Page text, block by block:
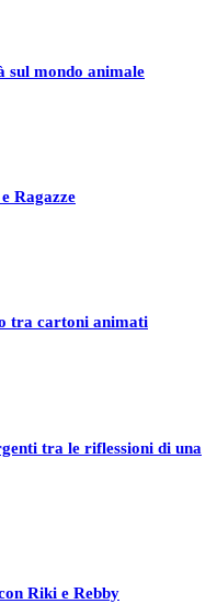
sul mondo animale
Ragazze
tra cartoni animati
tra le riflessioni di una
Riki e Rebby